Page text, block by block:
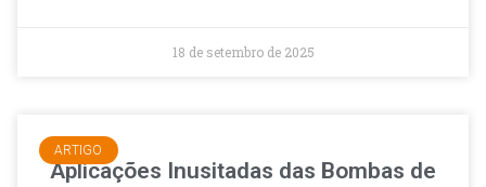
18 de setembro de 2025
ARTIGO
Aplicações Inusitadas das Bombas de